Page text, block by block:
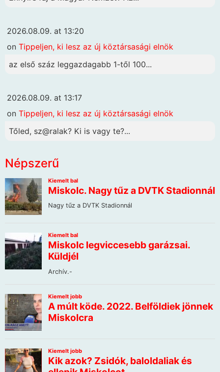
2026.08.09. at 13:20
on Tippeljen, ki lesz az új köztársasági elnök
az első száz leggazdagabb 1-től 100...
2026.08.09. at 13:17
on Tippeljen, ki lesz az új köztársasági elnök
Tőled, sz@ralak? Ki is vagy te?...
Népszerű